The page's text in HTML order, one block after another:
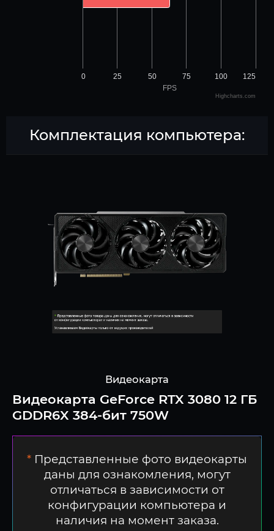
FPS
0 100
25 50 75 125
Highcharts.com
Комплектация компьютера:
Видеокарта
Видеокарта GeForce RTX 3080 12 ГБ
GDDR6X 384-бит 750W
* Представленные фото видеокарты
даны для ознакомления, могут
отличаться в зависимости от
конфигурации компьютера и
наличия на момент заказа.